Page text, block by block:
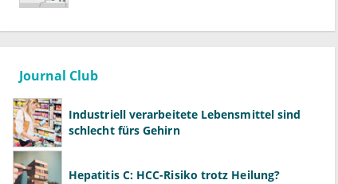
Journal Club
Industriell verarbeitete Lebensmittel sind
schlecht fürs Gehirn
Hepatitis C: HCC-Risiko trotz Heilung?